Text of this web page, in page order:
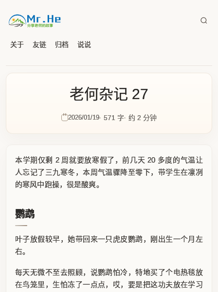
关于 友链 归档 说说
老何杂记 27
2026/01/19 571 字 约 2 分钟
本学期仅剩 2 周就要放寒假了，前几天 20 多度的气温让
人忘记了三九寒冬，本周气温骤降至零下，带学生在凛冽
的寒风中跑操，很是酸爽。
鹦鹉
叶子放假较早，她带回来一只虎皮鹦鹉，刚出生一个月左
右。
每天无微不至去照顾，说鹦鹉怕冷，特地买了个电热毯放
在鸟笼里，生怕冻了一点点，哎，要是把这功夫放在学习